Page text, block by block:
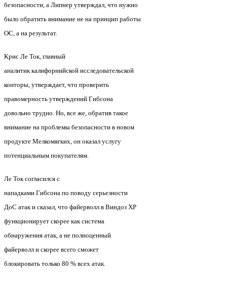
безопасности, а Липнер утверждал, что нужно
было обратить внимание не на принцип работы
ОС, а на результат.
Крис Ле Ток, главный
аналитик калифорнийской исследовательской
конторы, утверждает, что проверить
правомерность утверждений Гибсона
довольно трудно. Но, все же, обратив такое
внимание на проблемы безопасности в новом
продукте Мелкомягких, он оказал услугу
потенциальным покупателям.
Ле Ток согласился с
нападками Гибсона по поводу серьезности
ДоС атак и сказал, что файерволл в Виндоз ХР
функционирует скорее как система
обнаружения атак, а не полноценный
файерволл и скорее всего сможет
блокировать только 80 % всех атак.